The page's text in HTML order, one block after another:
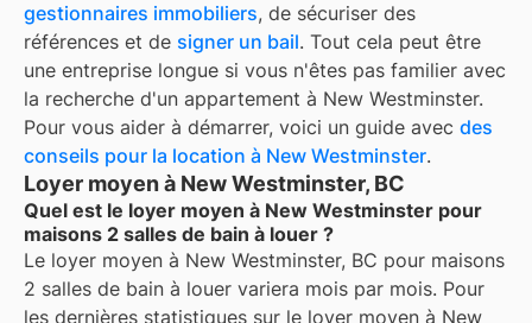
gestionnaires immobiliers, de sécuriser des
références et de signer un bail. Tout cela peut être
une entreprise longue si vous n'êtes pas familier avec
la recherche d'un appartement à New Westminster.
Pour vous aider à démarrer, voici un guide avec des
conseils pour la location à New Westminster.
Loyer moyen à New Westminster, BC
Quel est le loyer moyen à New Westminster pour
maisons 2 salles de bain à louer ?
Le loyer moyen à New Westminster, BC pour maisons
2 salles de bain à louer variera mois par mois. Pour
les dernières statistiques sur le loyer moyen à New